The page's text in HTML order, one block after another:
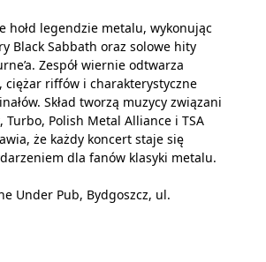
hołd legendzie metalu, wykonując
Black Sabbath oraz solowe hity
Zespół wiernie odtwarza
ciężar riffów i charakterystyczne
Skład tworzą muzycy związani
Turbo, Polish Metal Alliance i TSA
że każdy koncert staje się
dla fanów klasyki metalu.
Under Pub, Bydgoszcz, ul.